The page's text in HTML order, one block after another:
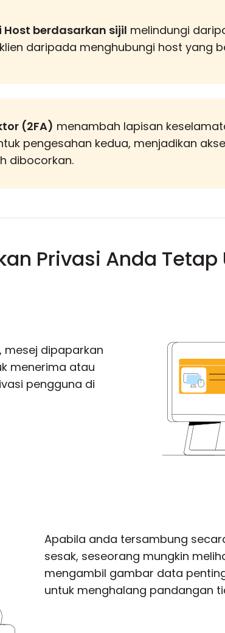
berdasarkan sijil melindungi
daripada menghubungi host yang
(2FA) menambah lapisan
pengesahan kedua, menjadikan
dibocorkan.
Privasi Anda Tetap
mesej dipaparkan
menerima atau
pengguna di
Apabila anda tersambung
sesak, seseorang mungkin
mengambil gambar data
untuk menghalang pandangan